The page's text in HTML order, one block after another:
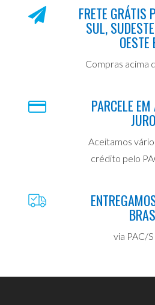
FRETE GRÁTIS
SUL,
OESTE
Compras acima
PARCELE
Aceitamos
crédito pelo
via PAC/